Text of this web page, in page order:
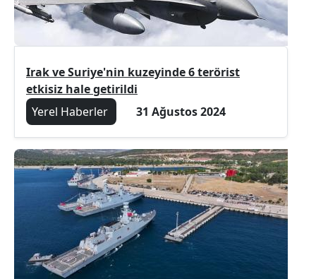
Irak ve Suriye'nin kuzeyinde 6 terörist
etkisiz hale getirildi
Yerel Haberler
31 Ağustos 2024